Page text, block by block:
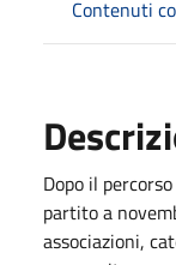
Contenuti
Dopo il
partito a
associazioni,